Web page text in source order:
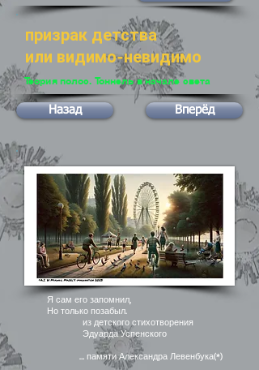
призрак детства
или видимо-невидимо
Теория полос. Тоннель в начале света
Назад Вперёд
Я сам его запомнил,
Но только позабыл.
из детского стихотворения
Эдуарда Успенского
… памяти Александра Левенбука(*)